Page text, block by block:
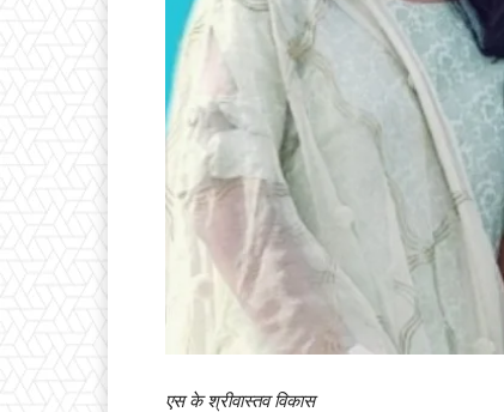
एस के श्रीवास्तव विकास